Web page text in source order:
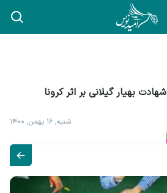
شهادت بهیار گیلانی بر اثر کرونا
شنبه, ۱۶ بهمن, ۱۴۰۰